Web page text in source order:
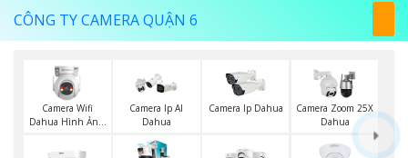
CÔNG TY CAMERA QUẬN 6
Camera Wifi
Dahua Hình Ảnh
Camera Ip AI
Dahua
Camera Ip Dahua
Camera Zoom 25X
Dahua